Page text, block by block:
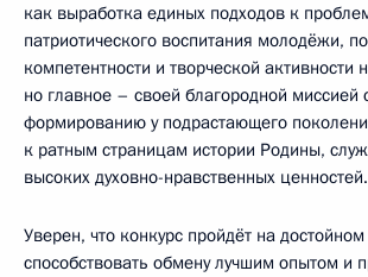
как выработка единых подходов к
патриотического воспитания молодёжи,
компетентности и творческой активности
но главное – своей благородной миссией
формированию у подрастающего
к ратным страницам истории Родины,
высоких духовно-нравственных ценностей.
Уверен, что конкурс пройдёт на
способствовать обмену лучшим опытом и